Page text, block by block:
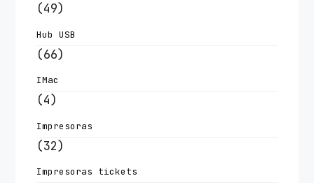
(49)
Hub USB
(66)
IMac
(4)
Impresoras
(32)
Impresoras tickets